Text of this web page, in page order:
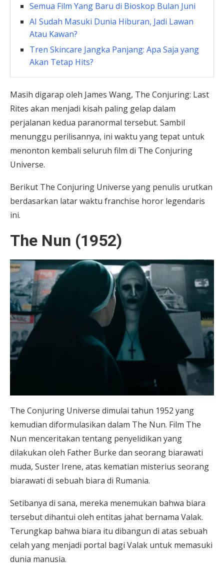
Semua Film Yang Baru di Bioskop Bulan Juni
AI Sudah Masuki Dunia Hiburan, Jadi Lawan
Atau Kawan?
Tren Skincare Jangka Panjang: Apa Saja yang
Akan Tetap Hits?
Masih digarap oleh James Wang, The Conjuring: Last
Rites akan menjadi kisah paling gelap dalam
perjalanan kedua paranormal tersebut. Sambil
menunggu perilisannya, ini waktu yang tepat untuk
menonton kembali seluruh film di The Conjuring
Universe.
Berikut The Conjuring Universe yang penulis urutkan
berdasarkan latar waktu franchise horor legendaris
ini.
The Nun (1952)
The Conjuring Universe dimulai tahun 1952 yang
kemudian diformulasikan dalam The Nun. Film The
Nun menceritakan tentang penyelidikan yang
dilakukan oleh Father Burke dan seorang biarawati
muda, Suster Irene, atas kematian misterius seorang
biarawati di sebuah biara di Rumania.
Setibanya di sana, mereka menemukan bahwa biara
tersebut dihantui oleh entitas jahat bernama Valak.
Terungkap bahwa biara itu dibangun di atas sebuah
celah yang menjadi portal bagi Valak untuk memasuki
dunia manusia.